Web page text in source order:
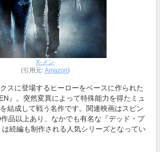
X-メン
(引用元: Amazon)
スに登場するヒーローをベースに作られた
』。突然変異によって特殊能力を得たミュ
結成して戦う名作です。関連映画はスピン
品以上あり、なかでも有名な『デッド・プ
続編も制作される人気シリーズとなってい